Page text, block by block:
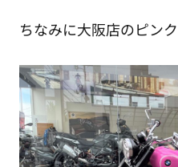
ちなみに大阪店のピン